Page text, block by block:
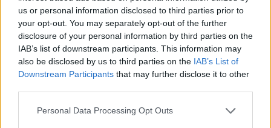
us or personal information disclosed to third parties prior to
your opt-out. You may separately opt-out of the further
disclosure of your personal information by third parties on the
IAB’s list of downstream participants. This information may
also be disclosed by us to third parties on the IAB’s List of
Downstream Participants that may further disclose it to other
Personal Data Processing Opt Outs
λόγια του Νεγρεπόντη πάντα επίκαιρα, κι
ένας δίσκος πραγματικά σπουδαίος.
Ντροπή Τέτοιο Παιδί – Μικροαστικά, 1973